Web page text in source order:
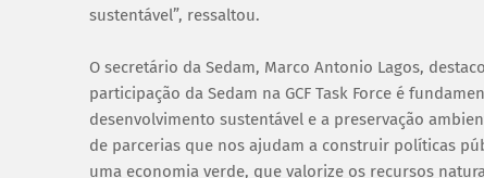
sustentável”, ressaltou.
O secretário da Sedam, Marco Antonio Lagos,
participação da Sedam na GCF Task Force é
desenvolvimento sustentável e a preservação
de parcerias que nos ajudam a construir políticas
uma economia verde, que valorize os recursos